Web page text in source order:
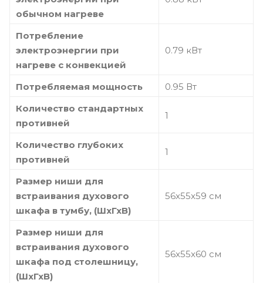
обычном нагреве
Потребление
электроэнергии при
нагреве с конвекцией
0.79 кВт
Потребляемая мощность
0.95 Вт
Количество стандартных
противней
1
Количество глубоких
противней
1
Размер ниши для
встраивания духового
шкафа в тумбу, (ШхГхВ)
56x55x59 см
Размер ниши для
встраивания духового
шкафа под столешницу,
(ШхГхВ)
56x55x60 см